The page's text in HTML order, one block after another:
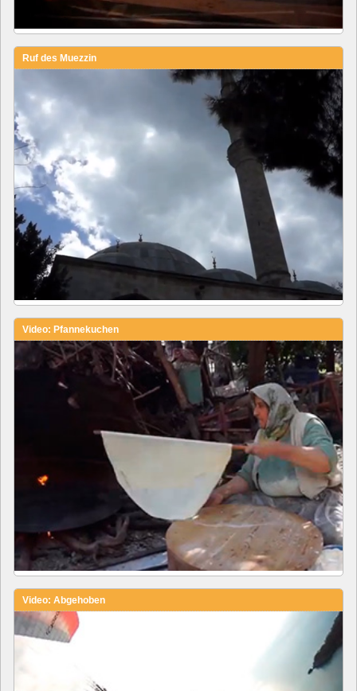
Ruf des Muezzin
Video: Pfannekuchen
Video: Abgehoben